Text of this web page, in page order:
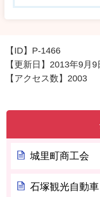
【ID】 P-1466
【更新日】 2013年9月9
【アクセス数】 2003
城里町商工会
石塚観光自動車